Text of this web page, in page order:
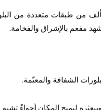
من طبقات متعددة من
مفعم بالإشراق والفخامة.
الشفافة والمعتّمة.
ليمنح المكان أجواءً تشبه